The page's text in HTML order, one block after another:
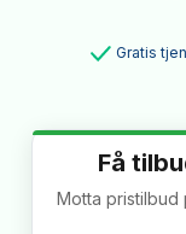
Gratis
Få
Motta pristilbud